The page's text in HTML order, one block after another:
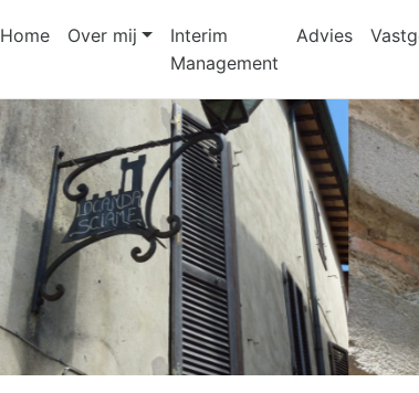
Home Over mij
Interim
Management
Advies